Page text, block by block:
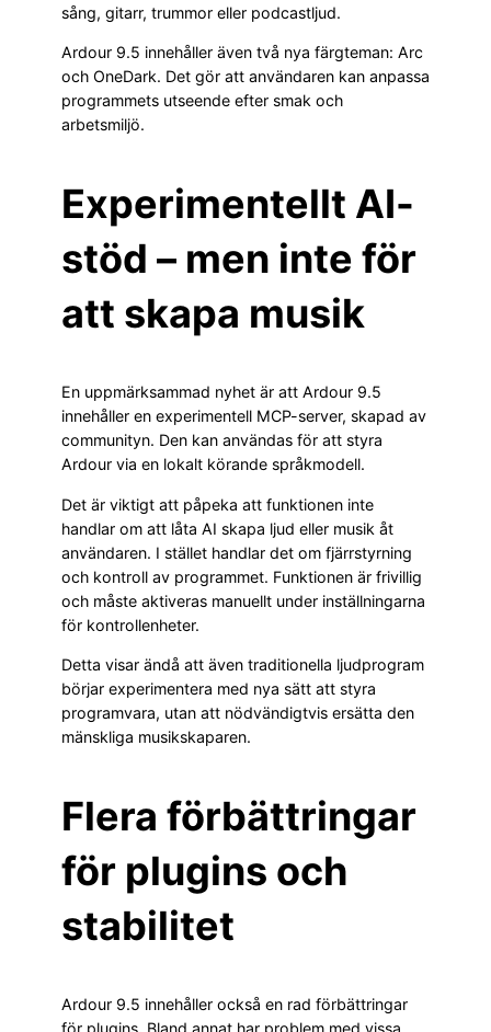
sång, gitarr, trummor eller podcastljud.
Ardour 9.5 innehåller även två nya färgteman: Arc
och OneDark. Det gör att användaren kan anpassa
programmets utseende efter smak och
arbetsmiljö.
Experimentellt AI-
stöd – men inte för
att skapa musik
En uppmärksammad nyhet är att Ardour 9.5
innehåller en experimentell MCP-server, skapad av
communityn. Den kan användas för att styra
Ardour via en lokalt körande språkmodell.
Det är viktigt att påpeka att funktionen inte
handlar om att låta AI skapa ljud eller musik åt
användaren. I stället handlar det om fjärrstyrning
och kontroll av programmet. Funktionen är frivillig
och måste aktiveras manuellt under inställningarna
för kontrollenheter.
Detta visar ändå att även traditionella ljudprogram
börjar experimentera med nya sätt att styra
programvara, utan att nödvändigtvis ersätta den
mänskliga musikskaparen.
Flera förbättringar
för plugins och
stabilitet
Ardour 9.5 innehåller också en rad förbättringar
för plugins. Bland annat har problem med vissa